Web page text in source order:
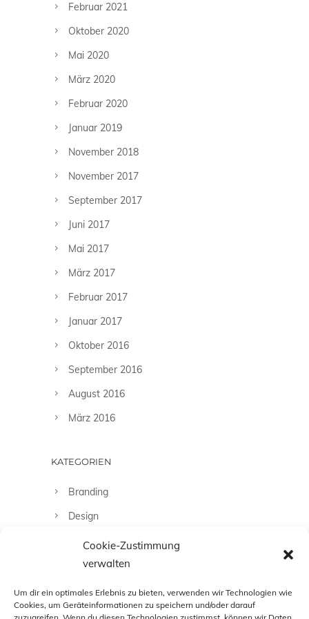
Cookie-Zustimmung
verwalten
Um dir ein optimales Erlebnis zu bieten, verwenden wir Technologien wie
Cookies, um Geräteinformationen zu speichern und/oder darauf
Februar 2021
Oktober 2020
Mai 2020
März 2020
Februar 2020
Januar 2019
November 2018
November 2017
September 2017
Juni 2017
Mai 2017
März 2017
Februar 2017
Januar 2017
Oktober 2016
September 2016
August 2016
März 2016
KATEGORIEN
Branding
Design
Fashion
Fotografie
Uncategorized